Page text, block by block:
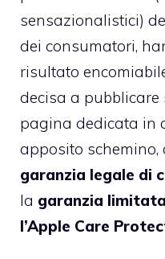
sensazionalistici)
dei consumatori,
risultato
decisa a pubblicare
pagina dedicata in
apposito schemino,
garanzia legale di
la garanzia
l’Apple Care